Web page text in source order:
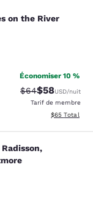
on the
on the River
Économiser 10 %
Tarif barré :
$64Tarif réduit :
$58USD/nuit
Tarif de membre
Afficher les
$65 Total